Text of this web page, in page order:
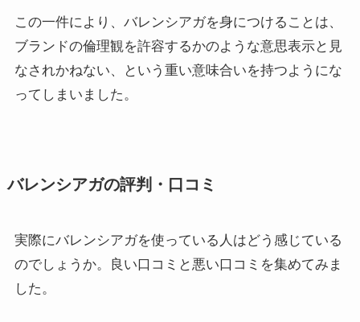
この一件により、バレンシアガを身につけることは、
ブランドの倫理観を許容するかのような意思表示と見
なされかねない、という重い意味合いを持つようにな
ってしまいました。
バレンシアガの評判・口コミ
実際にバレンシアガを使っている人はどう感じている
のでしょうか。良い口コミと悪い口コミを集めてみま
した。